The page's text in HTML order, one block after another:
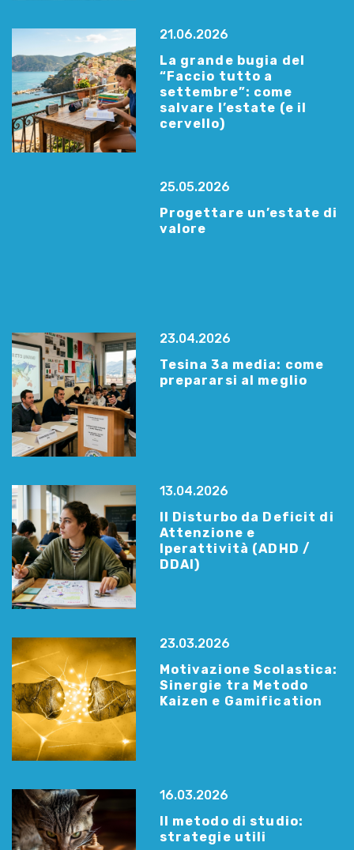
21.06.2026
La grande bugia del
“Faccio tutto a
settembre”: come
salvare l’estate (e il
cervello)
25.05.2026
Progettare un’estate di
valore
23.04.2026
Tesina 3a media: come
prepararsi al meglio
13.04.2026
Il Disturbo da Deficit di
Attenzione e
Iperattività (ADHD /
DDAI)
23.03.2026
Motivazione Scolastica:
Sinergie tra Metodo
Kaizen e Gamification
16.03.2026
Il metodo di studio:
strategie utili